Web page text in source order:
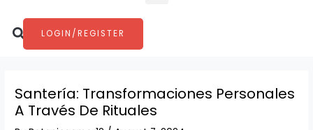
Search
LOGIN/REGISTER
Santería: Transformaciones Personales
A Través De Rituales